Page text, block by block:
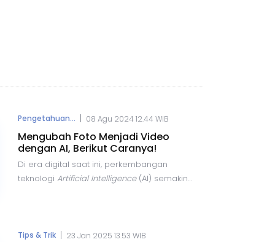
Pengetahuan... 08 Agu 2024 12.44 WIB
Mengubah Foto Menjadi Video
dengan AI, Berikut Caranya!
Di era digital saat ini, perkembangan
teknologi Artificial Intelligence(AI) semakin
kemampuan untuk mengubah foto menjadi
Tips & Trik 23 Jan 2025 13.53 WIB